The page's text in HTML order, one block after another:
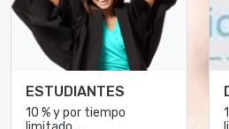
ESTUDIANTES
10 % y por tiempo